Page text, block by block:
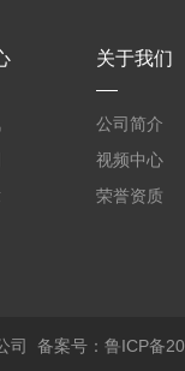
关于我们
公司简介
视频中心
荣誉资质
司 备案号：鲁ICP备